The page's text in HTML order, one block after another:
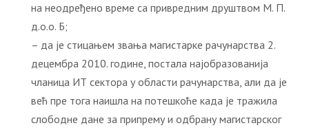
на неодређено време са привредним друштвом М. П.
д.о.о. Б;
– да је стицањем звања магистарке рачунарства 2.
децембра 2010. године, постала најобразованија
чланица ИТ сектора у области рачунарства, али да је
већ пре тога наишла на потешкоће када је тражила
слободне дане за припрему и одбрану магистарског